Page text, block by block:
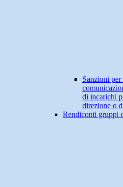
Sanzioni per
di incarichi
direzione o
Rendiconti gruppi